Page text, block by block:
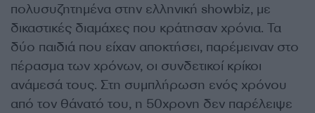
πολυσυζητημένα στην ελληνική showbiz, με
δικαστικές διαμάχες που κράτησαν χρόνια. Τα
δύο παιδιά που είχαν αποκτήσει, παρέμειναν στο
πέρασμα των χρόνων, οι συνδετικοί κρίκοι
ανάμεσά τους. Στη συμπλήρωση ενός χρόνου
από τον θάνατό του, η 50χρονη δεν παρέλειψε